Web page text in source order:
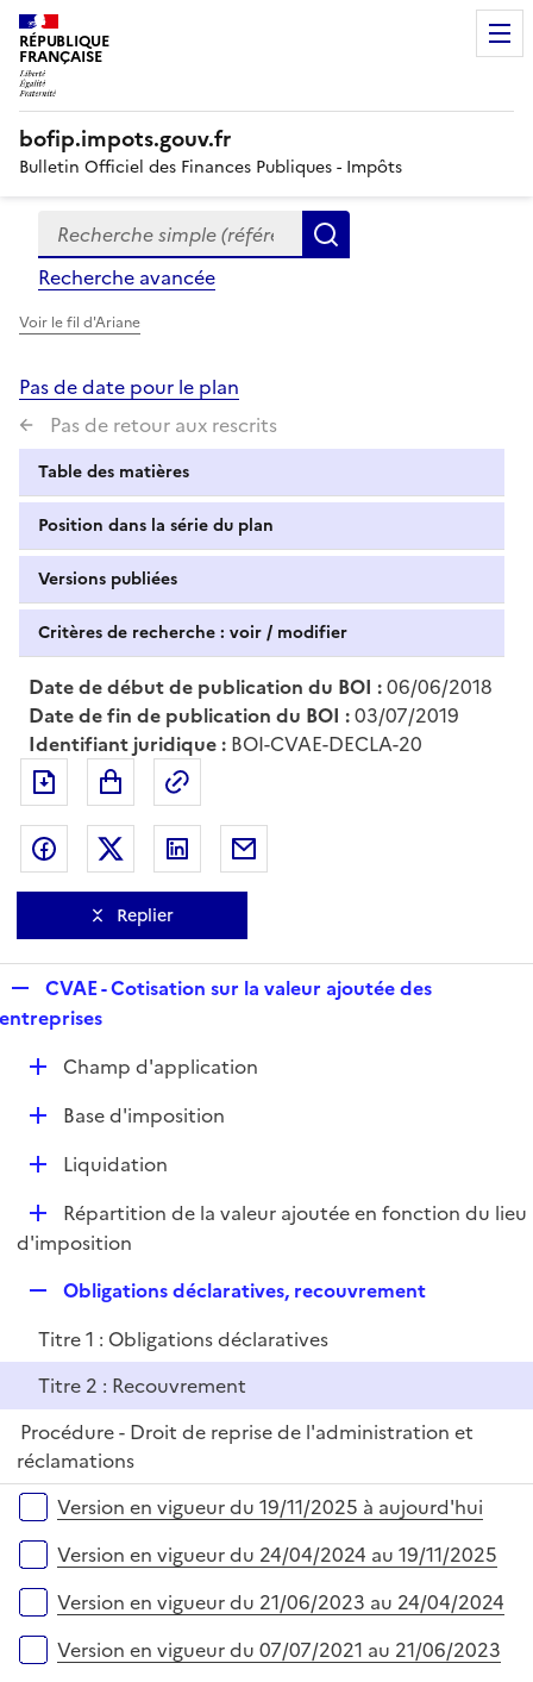
RÉPUBLIQUE
FRANÇAISE
bofip.impots.gouv.fr
Bulletin Officiel des Finances Publiques - Impôts
Formulaire
de
recherche
Recherche simple (références, mots clés, partie du
Recherche avancée
Voir le fil d'Ariane
Pas de date pour le plan
Pas de retour aux rescrits
Table des matières
Position dans la série du plan
Versions publiées
Critères de recherche : voir / modifier
Date de début de publication du BOI :06/06/2018
Date de fin de publication du BOI :03/07/2019
Identifiant juridique : BOI-CVAE-DECLA-20
Exporter le document au format pdf
Partager sur Facebook
Partager sur Twitter
Partager sur LinkedIn
Replier
e
l
i
e
r
CVAE - Cotisation sur la valeur ajoutée des
entreprises
D
r
Champ d'application
D
e
Base d'imposition
D
l
r
Liquidation
D
é
i
e
r
Répartition de la valeur ajoutée en fonction du lieu
d'imposition
p
l
i
e
r
Obligations déclaratives, recouvrement
Titre 1 : Obligations déclaratives
Titre 2 : Recouvrement
Procédure - Droit de reprise de l'administration et
réclamations
Versions sur la période
Version en vigueur du 19/11/2025 à aujourd'hui
Version en vigueur du 24/04/2024 au 19/11/2025
Version en vigueur du 21/06/2023 au 24/04/2024
Version en vigueur du 07/07/2021 au 21/06/2023